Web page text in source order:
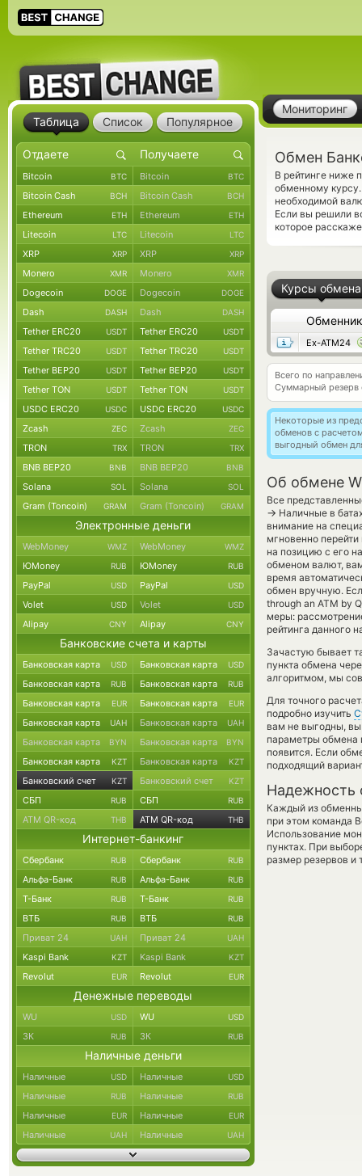
Мониторинг
Обмен
В рейтинге ниже
обменному
необходимой
Если вы решили
которое
Курсы обмена
Обменник
Ex-ATM24
Всего по
Суммарный резерв
Некоторые из
обменов с
выгодный обмен
Об обмене
Все
→ Наличные в
внимание на
мгновенно
на позицию с его
обменом валют,
время
обмен вручную.
through an ATM by
меры:
рейтинга данного
Зачастую бывает
пункта обмена
алгоритмом, мы
Для точного
подробно изучить
вам не выгодны,
параметры обмена
появится. Если
подходящий
Надежность
Каждый из
при этом команда
Использование
пунктах. При
размер резервов и
Таблица Список Популярное
Bitcoin BTC Bitcoin BTC
Bitcoin Cash BCH Bitcoin Cash BCH
Ethereum ETH Ethereum ETH
Litecoin LTC Litecoin LTC
XRP XRP XRP XRP
Monero XMR Monero XMR
Dogecoin DOGE Dogecoin DOGE
Dash DASH Dash DASH
Tether ERC20 USDT Tether ERC20 USDT
Tether TRC20 USDT Tether TRC20 USDT
Tether BEP20 USDT Tether BEP20 USDT
Tether TON USDT Tether TON USDT
USDC ERC20 USDC USDC ERC20 USDC
Zcash ZEC Zcash ZEC
TRON TRX TRON TRX
BNB BEP20 BNB BNB BEP20 BNB
Solana SOL Solana SOL
Gram (Toncoin) GRAM Gram (Toncoin) GRAM
Электронные деньги
WebMoney WMZ WebMoney WMZ
ЮMoney RUB ЮMoney RUB
PayPal USD PayPal USD
Volet USD Volet USD
Alipay CNY Alipay CNY
Банковские счета и карты
Банковская карта USD Банковская карта USD
Банковская карта RUB Банковская карта RUB
Банковская карта EUR Банковская карта EUR
Банковская карта UAH Банковская карта UAH
Банковская карта BYN Банковская карта BYN
Банковская карта KZT Банковская карта KZT
Банковский счет KZT Банковский счет KZT
СБП RUB СБП RUB
ATM QR-код THB ATM QR-код THB
Интернет-банкинг
Сбербанк RUB Сбербанк RUB
Альфа-Банк RUB Альфа-Банк RUB
Т-Банк RUB Т-Банк RUB
ВТБ RUB ВТБ RUB
Приват 24 UAH Приват 24 UAH
Kaspi Bank KZT Kaspi Bank KZT
Revolut EUR Revolut EUR
Денежные переводы
WU USD WU USD
ЗК RUB ЗК RUB
Наличные деньги
Наличные USD Наличные USD
Наличные RUB Наличные RUB
Наличные EUR Наличные EUR
Наличные UAH Наличные UAH